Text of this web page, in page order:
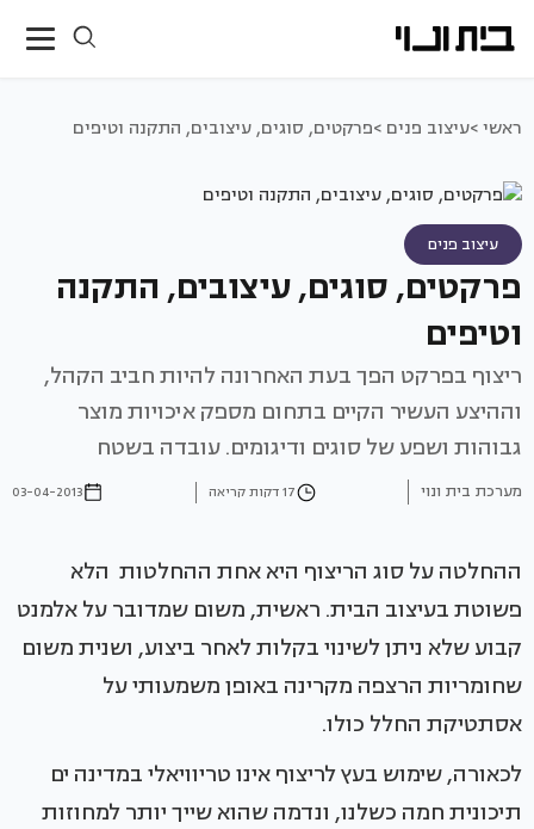
ראשי >עיצוב פנים >פרקטים, סוגים, עיצובים, התקנה וטיפים
עיצוב פנים
פרקטים, סוגים, עיצובים, התקנה
וטיפים
ריצוף בפרקט הפך בעת האחרונה להיות חביב הקהל,
וההיצע העשיר הקיים בתחום מספק איכויות מוצר
גבוהות ושפע של סוגים ודיגומים. עובדה בשטח
מערכת בית ונוי 17 דקות קריאה 03-04-2013
ההחלטה על סוג הריצוף היא אחת ההחלטות הלא
פשוטת בעיצוב הבית. ראשית, משום שמדובר על אלמנט
קבוע שלא ניתן לשינוי בקלות לאחר ביצוע, ושנית משום
שחומריות הרצפה מקרינה באופן משמעותי על
אסתטיקת החלל כולו.
לכאורה, שימוש בעץ לריצוף אינו טריוויאלי במדינה ים
תיכונית חמה כשלנו, ונדמה שהוא שייך יותר למחוזות